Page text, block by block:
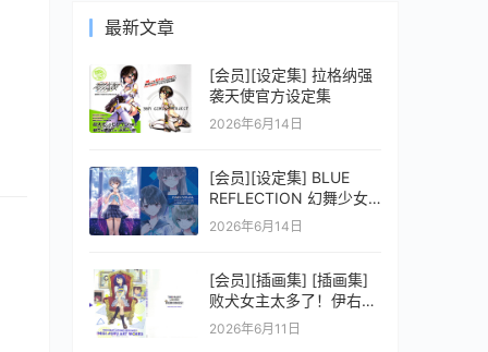
最新文章
[会员][设定集] 拉格纳强
袭天使官方设定集
2026年6月14日
[会员][设定集] BLUE
REFLECTION 幻舞少女
之剑公式ビジュアルコレ
2026年6月14日
[会员][插画集] [插画集]
败犬女主太多了！伊右群
ARTWORKS
2026年6月11日